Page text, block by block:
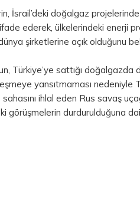
İsrail’deki doğalgaz
ifade ederek, ülkelerindeki enerji
şirketlerine açık olduğunu
Türkiye’ye sattığı doğalgazda
yansıtmaması nedeniyle
ihlal eden Rus savaş
görüşmelerin durdurulduğuna